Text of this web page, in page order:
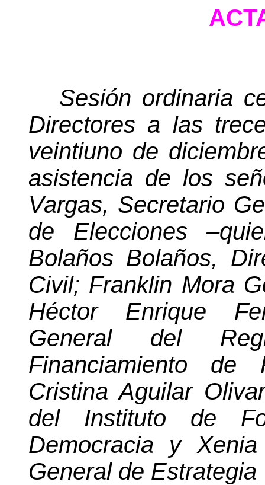
Sesión ordinaria
Directores a las
veintiuno de
asistencia de los
Vargas, Secretario
de Elecciones
Bolaños Bolaños,
Civil; Franklin Mora
Héctor Enrique
General del
Financiamiento de
Cristina Aguilar
del Instituto de
Democracia y
General de Estrategia